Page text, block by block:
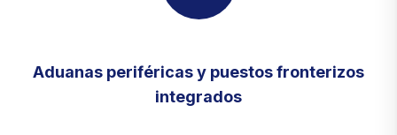
Aduanas periféricas y puestos fronterizos
integrados